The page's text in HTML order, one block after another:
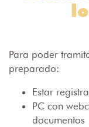
Para poder
preparado:
Estar
PC con
documentos